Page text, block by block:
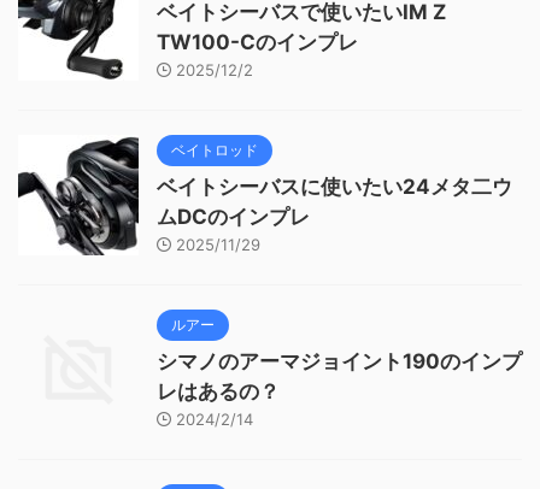
ベイトシーバスで使いたいIM Z
TW100-Cのインプレ
2025/12/2
ベイトロッド
ベイトシーバスに使いたい24メタ二ウ
ムDCのインプレ
2025/11/29
ルアー
シマノのアーマジョイント190のインプ
レはあるの？
2024/2/14